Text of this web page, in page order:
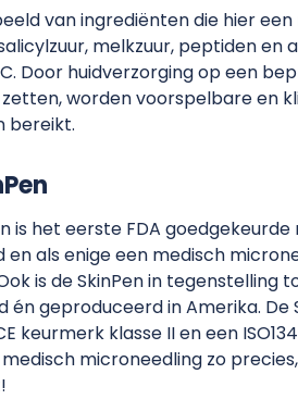
van ingrediënten die hier een
melkzuur, peptiden en
Door huidverzorging op een
zetten, worden voorspelbare en
bereikt.
is het eerste FDA
en als enige een medisch
is de SkinPen in tegenstelling
én geproduceerd in Amerika. De
keurmerk klasse II en een
microneedling zo